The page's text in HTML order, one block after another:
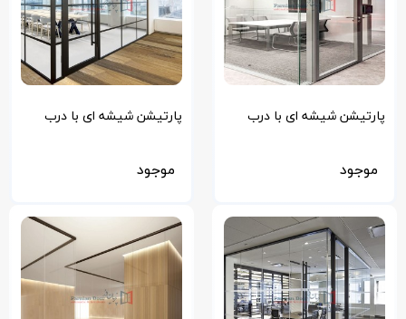
پارتیشن شیشه ای با درب
موجود
پارتیشن شیشه ای با درب
موجود